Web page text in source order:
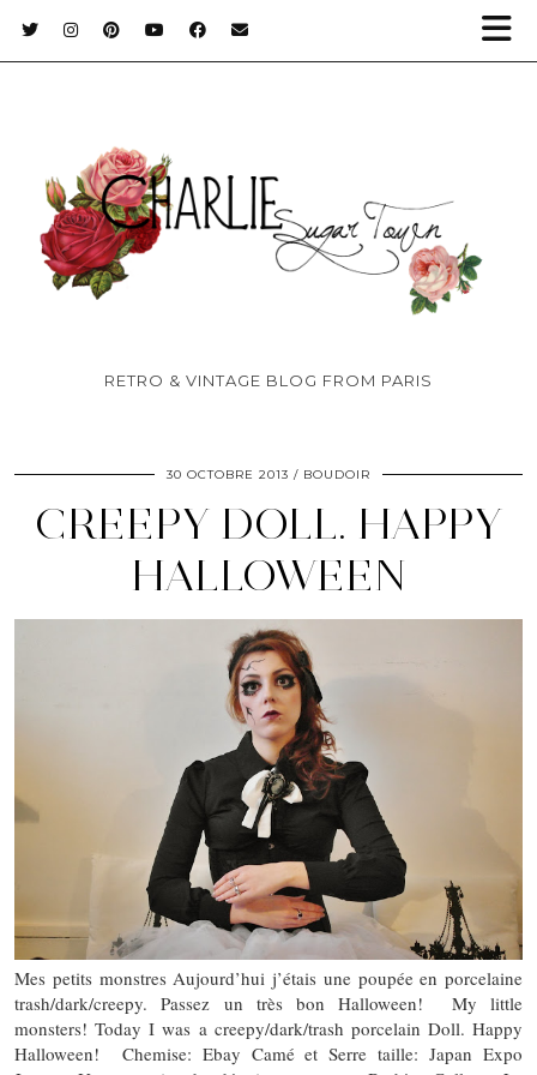
RETRO & VINTAGE BLOG FROM PARIS
30 OCTOBRE 2013 BOUDOIR
CREEPY DOLL. HAPPY
HALLOWEEN
Mes petits monstres Aujourd’hui j’étais une poupée en porcelaine
trash/dark/creepy. Passez un très bon Halloween! My little
monsters! Today I was a creepy/dark/trash porcelain Doll. Happy
Halloween! Chemise: Ebay Camé et Serre taille: Japan Expo